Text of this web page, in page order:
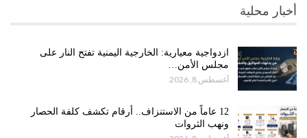
أخبار محلية
ازدواجية معيارية: الخارجية اليمنية تفتح النار على
مجلس الأمن…
أغسطس 8, 2026
12 عاماً من الاستنزاف.. أرقام تكشف كلفة الحصار
ونهب الثروات